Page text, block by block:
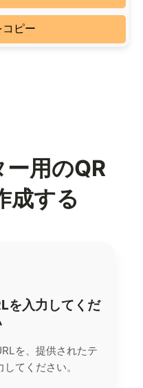
ピー
用のQR
成する
を入力してくだ
を、提供されたテ
てください。